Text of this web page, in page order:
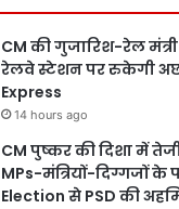
CM की गुजारिश-रेल
रेलवे स्टेशन पर रुकेगी
Express
14 hours ago
CM पुष्कर की दिशा में
MPs-मंत्रियों-दिग्गजों के
Election से PSD की